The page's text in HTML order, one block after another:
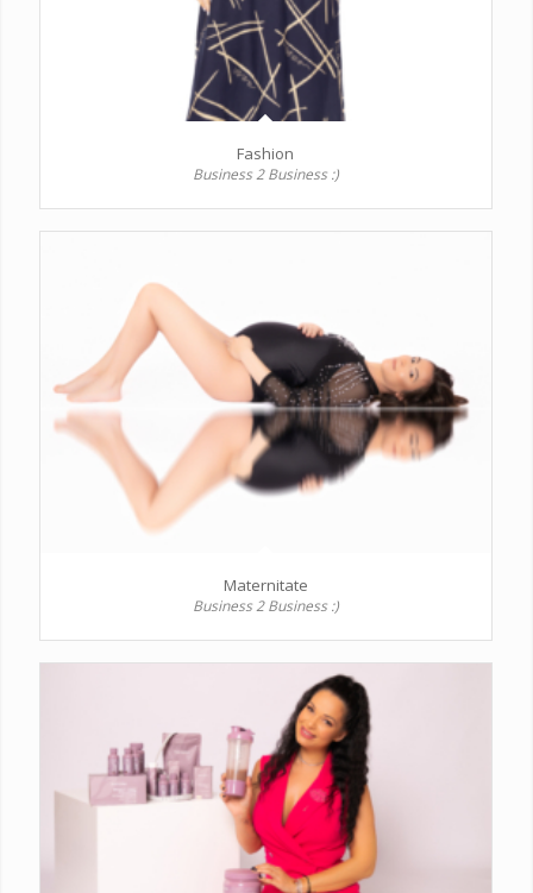
Fashion
Business 2 Business :)
Maternitate
Business 2 Business :)